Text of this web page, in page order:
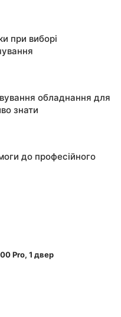
при виборі
обладнання для
знати
до професійного
Pro, 1 двер